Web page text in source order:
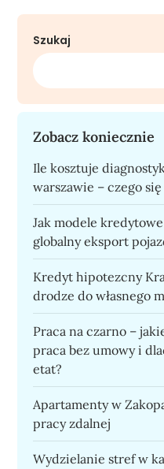
Szukaj
Zobacz koniecznie
Ile kosztuje
warszawie – czego
Jak modele
globalny eksport
Kredyt hipotezcny
drodze do własnego
Praca na czarno –
praca bez umowy i
etat?
Apartamenty w
pracy zdalnej
Wydzielanie stref w